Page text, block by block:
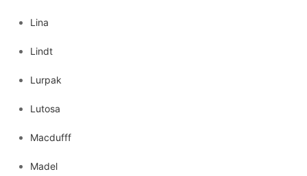
Lina
Lindt
Lurpak
Lutosa
Macdufff
Madel